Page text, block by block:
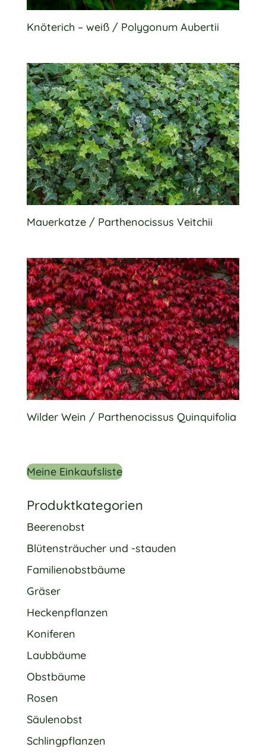
Knöterich – weiß / Polygonum Aubertii
Mauerkatze / Parthenocissus Veitchii
Wilder Wein / Parthenocissus Quinquifolia
Meine Einkaufsliste
Produktkategorien
Beerenobst
Blütensträucher und -stauden
Familienobstbäume
Gräser
Heckenpflanzen
Koniferen
Laubbäume
Obstbäume
Rosen
Säulenobst
Schlingpflanzen